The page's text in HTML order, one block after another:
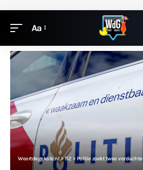
Aa
Weertdegekste.nl>112 > Politie zoekt twee